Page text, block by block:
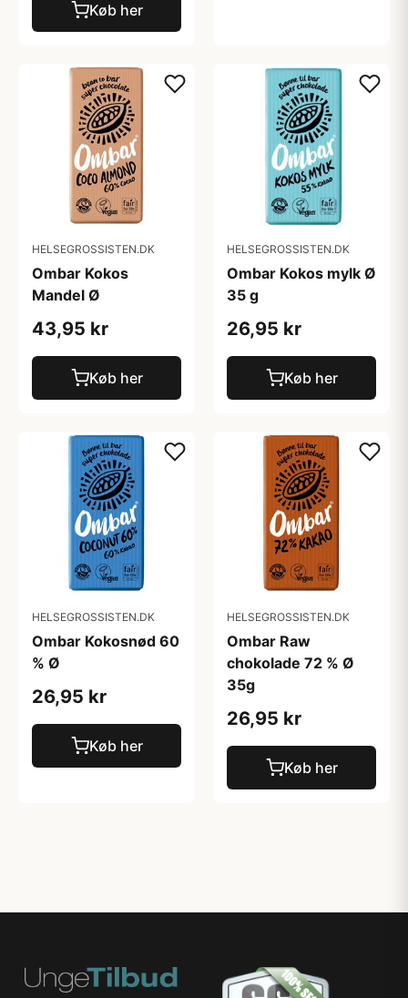
Køb her
HELSEGROSSISTEN.DK
Ombar Kokos
Mandel Ø
43,95 kr
Køb her
HELSEGROSSISTEN.DK
Ombar Kokos mylk Ø
35 g
26,95 kr
Køb her
HELSEGROSSISTEN.DK
Ombar Kokosnød 60
% Ø
26,95 kr
Køb her
HELSEGROSSISTEN.DK
Ombar Raw
chokolade 72 % Ø
35g
26,95 kr
Køb her